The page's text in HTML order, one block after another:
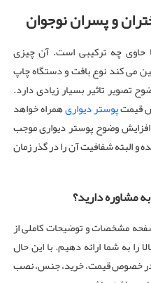
و پسران نوجوان
حاوی چه ترکیبی است. آن چیزی
می کند نوع بافت و دستگاه چاپ
تصویر تاثیر بسیار زیادی دارد.
قیمتپوستر دیواریهمراه خواهد
وضوح پوستر دیواری موجب
البته شفافیت آن را در گذر زمان
مشاوره دارید؟
مشخصات و توضیحات کاملی از
را به شما ارائه دهیم. با این حال
در خصوص قیمت، خرید، جنس، نصب